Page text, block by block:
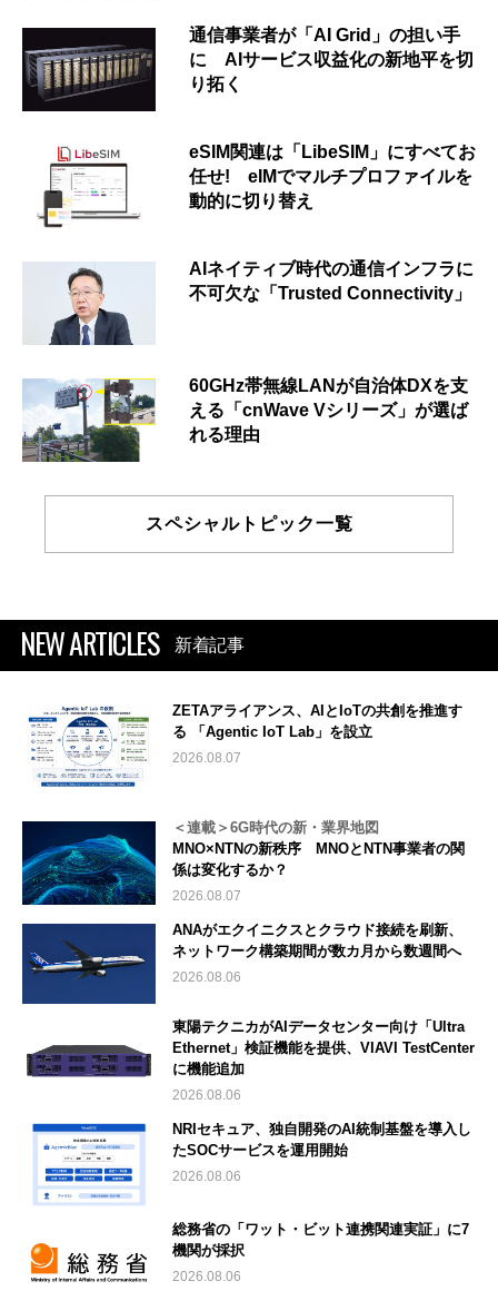
通信事業者が「AI Grid」の担い手
に AIサービス収益化の新地平を切
り拓く
eSIM関連は「LibeSIM」にすべてお
任せ! eIMでマルチプロファイルを
動的に切り替え
AIネイティブ時代の通信インフラに
不可欠な「Trusted Connectivity」
60GHz帯無線LANが自治体DXを支
える「cnWave Vシリーズ」が選ば
れる理由
スペシャルトピック一覧
NEW ARTICLES 新着記事
ZETAアライアンス、AIとIoTの共創を推進す
る 「Agentic IoT Lab」を設立
2026.08.07
＜連載＞6G時代の新・業界地図
MNO×NTNの新秩序 MNOとNTN事業者の関
係は変化するか？
2026.08.07
ANAがエクイニクスとクラウド接続を刷新、
ネットワーク構築期間が数カ月から数週間へ
2026.08.06
東陽テクニカがAIデータセンター向け「Ultra
Ethernet」検証機能を提供、VIAVI TestCenter
に機能追加
2026.08.06
NRIセキュア、独自開発のAI統制基盤を導入し
たSOCサービスを運用開始
2026.08.06
総務省の「ワット・ビット連携関連実証」に7
機関が採択
2026.08.06